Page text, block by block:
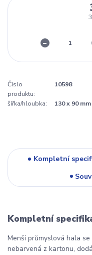
Číslo
produktu:
10598
šířka/hloubka: 130 x 90 mm
Kompletní
Kompletní
Menší průmyslová hala
nebarvená z kartonu,